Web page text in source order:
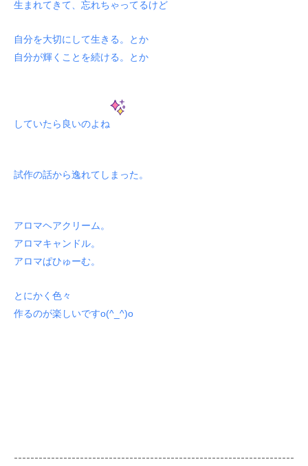
生まれてきて、忘れちゃってるけど
自分を大切にして生きる。とか
自分が輝くことを続ける。とか
していたら良いのよね
試作の話から逸れてしまった。
アロマヘアクリーム。
アロマキャンドル。
アロマぱひゅーむ。
とにかく色々
作るのが楽しいですo(^_^)o
--------------------------------------------------------------------